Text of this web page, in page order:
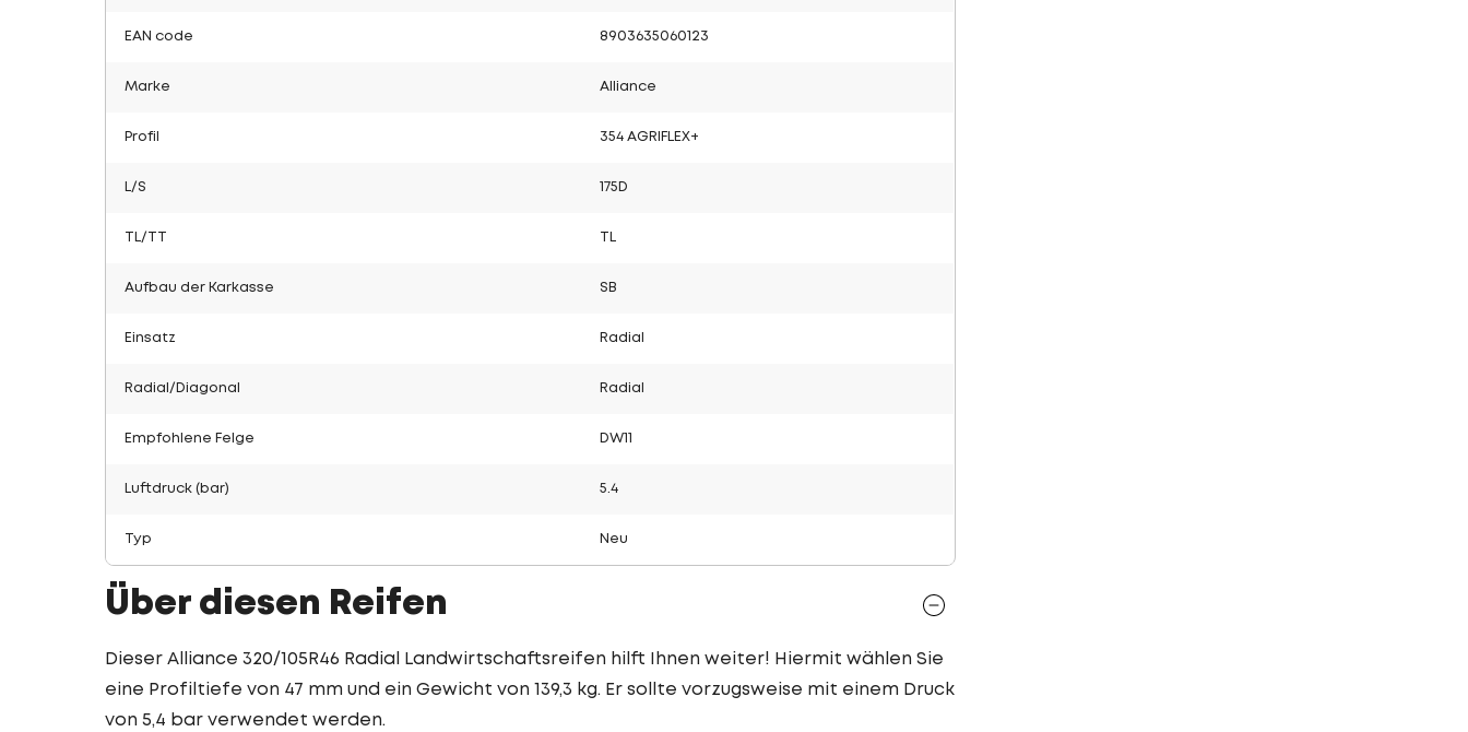
EAN code 8903635060123
Marke Alliance
Profil 354 AGRIFLEX+
L/S 175D
TL/TT
Aufbau der Karkasse SB
Einsatz Radial
Radial/Diagonal Radial
Empfohlene Felge DW11
Luftdruck (bar) 5.4
Typ Neu
Über diesen Reifen
Dieser Alliance 320/105R46 Radial Landwirtschaftsreifen hilft Ihnen weiter! Hiermit wählen Sie
eine Profiltiefe von 47 mm und ein Gewicht von 139,3 kg. Er sollte vorzugsweise mit einem Druck
von 5,4 bar verwendet werden.